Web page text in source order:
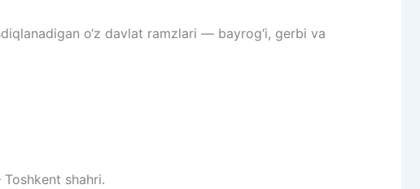
o‘z davlat ramzlari — bayrog‘i, gerbi va
shahri.